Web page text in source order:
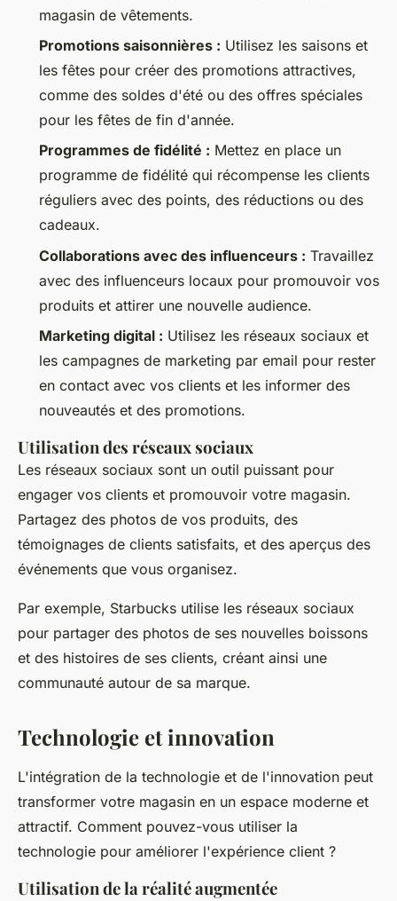
magasin de vêtements.
Promotions saisonnières : Utilisez les saisons et
les fêtes pour créer des promotions attractives,
comme des soldes d'été ou des offres spéciales
pour les fêtes de fin d'année.
Programmes de fidélité : Mettez en place un
programme de fidélité qui récompense les clients
réguliers avec des points, des réductions ou des
cadeaux.
Collaborations avec des influenceurs : Travaillez
avec des influenceurs locaux pour promouvoir vos
produits et attirer une nouvelle audience.
Marketing digital : Utilisez les réseaux sociaux et
les campagnes de marketing par email pour rester
en contact avec vos clients et les informer des
nouveautés et des promotions.
Utilisation des réseaux sociaux
Les réseaux sociaux sont un outil puissant pour
engager vos clients et promouvoir votre magasin.
Partagez des photos de vos produits, des
témoignages de clients satisfaits, et des aperçus des
événements que vous organisez.
Par exemple, Starbucks utilise les réseaux sociaux
pour partager des photos de ses nouvelles boissons
et des histoires de ses clients, créant ainsi une
communauté autour de sa marque.
Technologie et innovation
L'intégration de la technologie et de l'innovation peut
transformer votre magasin en un espace moderne et
attractif. Comment pouvez-vous utiliser la
technologie pour améliorer l'expérience client ?
Utilisation de la réalité augmentée